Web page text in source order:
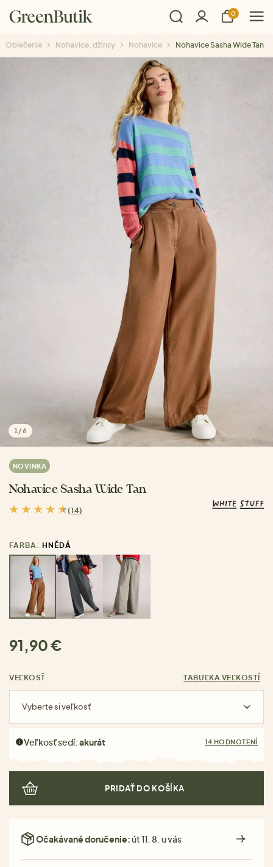
0
Oblečenie Nohavice, džínsy Nohavice Nohavice Sasha Wide Tan
1 /6
NOVINKA
Nohavice Sasha Wide Tan
(14)
FARBA: HNĚDÁ
91,90 €
VEĽKOSŤ TABUĽKA VEĽKOSTÍ
Vyberte si veľkosť
Veľkosť sedí:akurát 14 HODNOTENÍ
PRIDAŤ DO KOŠÍKA
Očakávané doručenie:út 11. 8. u vás